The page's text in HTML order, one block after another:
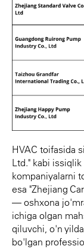
HVAC toifasida
Ltd." kabi
kompaniyalarni
esa "Zhejiang
— oshxona
ichiga olgan
qiluvchi, o'n
bo'lgan